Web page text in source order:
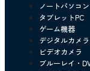
ノートパソコン
タブレットPC
ゲーム機器
デジタルカメラ
ビデオカメラ
ブルーレイ・